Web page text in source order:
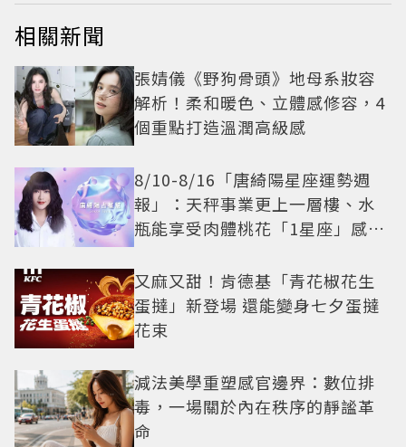
相關新聞
張婧儀《野狗骨頭》地母系妝容
解析！柔和暖色、立體感修容，4
個重點打造溫潤高級感
8/10-8/16「唐綺陽星座運勢週
報」：天秤事業更上一層樓、水
瓶能享受肉體桃花「1星座」感情
又麻又甜！肯德基「青花椒花生
蛋撻」新登場 還能變身七夕蛋撻
花束
減法美學重塑感官邊界：數位排
毒，一場關於內在秩序的靜謐革
命